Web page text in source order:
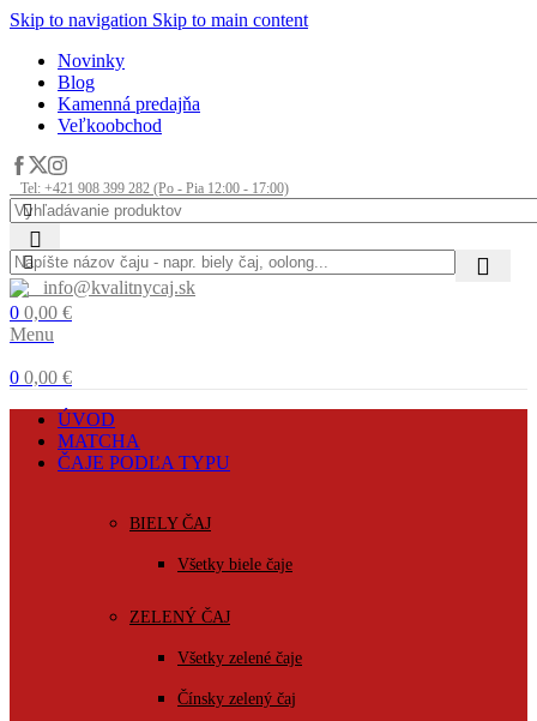
Skip to navigation Skip to main content
Novinky
Blog
Kamenná predajňa
Veľkoobchod
Tel: +421 908 399 282 (Po - Pia 12:00 - 17:00)
info@kvalitnycaj.sk
0 0,00 €
Menu
0 0,00 €
ÚVOD
MATCHA
ČAJE PODĽA TYPU
BIELY ČAJ
Všetky biele čaje
ZELENÝ ČAJ
Všetky zelené čaje
Čínsky zelený čaj